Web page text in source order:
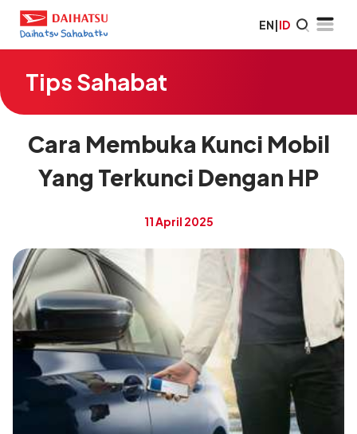
EN|ID
Tips Sahabat
Cara Membuka Kunci Mobil
Yang Terkunci Dengan HP
11 April 2025